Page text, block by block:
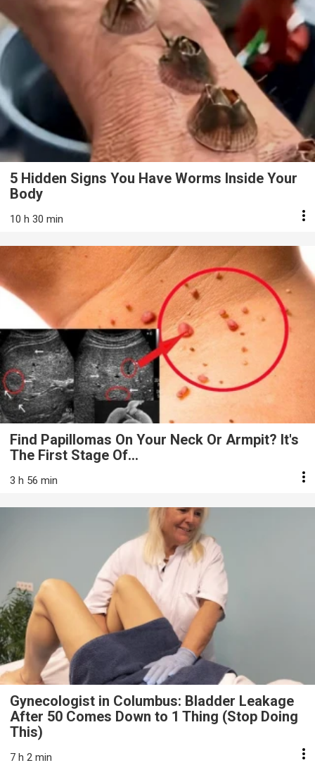
5 Hidden Signs You Have Worms Inside Your
Body
10 h 30 min
Find Papillomas On Your Neck Or Armpit? It's
The First Stage Of...
3 h 56 min
Gynecologist in Columbus: Bladder Leakage
After 50 Comes Down to 1 Thing (Stop Doing
This)
7 h 2 min